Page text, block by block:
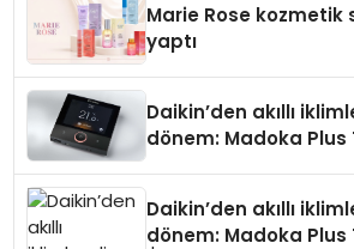
Marie Rose kozmetik
yaptı
Daikin’den akıllı
dönem: Madoka Plus
Daikin’den akıllı
dönem: Madoka Plus